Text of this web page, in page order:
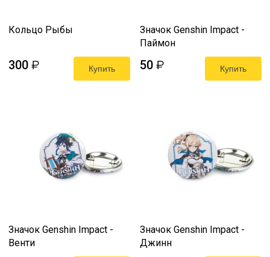
Кольцо Рыбы
300 ₽ Купить
Значок Genshin Impact -
Паймон
50 ₽ Купить
Значок Genshin Impact -
Венти
Значок Genshin Impact -
Джинн